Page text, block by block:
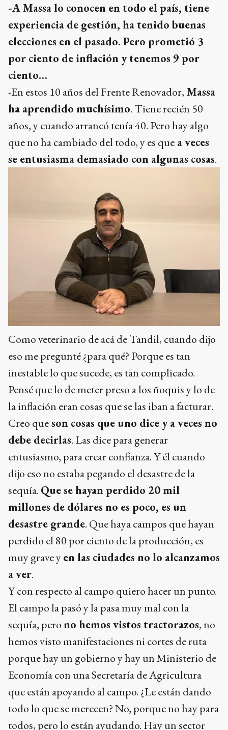
-A Massa lo conocen en todo el país, tiene
experiencia de gestión, ha tenido buenas
elecciones en el pasado. Pero prometió 3
por ciento de inflación y tenemos 9 por
ciento…
-En estos 10 años del Frente Renovador, Massa
ha aprendido muchísimo. Tiene recién 50
años, y cuando arrancó tenía 40. Pero hay algo
que no ha cambiado del todo, y es que a veces
se entusiasma demasiado con algunas cosas.
Como veterinario de acá de Tandil, cuando dijo
eso me pregunté ¿para qué? Porque es tan
inestable lo que sucede, es tan complicado.
Pensé que lo de meter preso a los ñoquis y lo de
la inflación eran cosas que se las iban a facturar.
Creo queson cosas que uno dice y a veces no
debe decirlas. Las dice para generar
entusiasmo, para crear confianza. Y él cuando
dijo eso no estaba pegando el desastre de la
sequía. Que se hayan perdido 20 mil
millones de dólares no es poco, es un
desastre grande. Que haya campos que hayan
perdido el 80 por ciento de la producción, es
muy grave yen las ciudades no lo alcanzamos
a ver.
Y con respecto al campo quiero hacer un punto.
El campo la pasó y la pasa muy mal con la
sequía, perono hemos vistos tractorazos, no
hemos visto manifestaciones ni cortes de ruta
porque hay un gobierno y hay un Ministerio de
Economía con una Secretaría de Agricultura
que están apoyando al campo. ¿Le están dando
todo lo que se merecen? No, porque no hay para
todos, pero lo están ayudando. Hay un sector